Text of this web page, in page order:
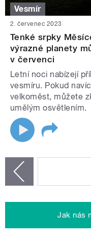
Vesmír
2. červenec 2023
Tenké srpky
výrazné planety
v červenci
Letní noci nabízejí
vesmíru. Pokud
velkoměst, můžete
umělým osvětlením.
Jak nás